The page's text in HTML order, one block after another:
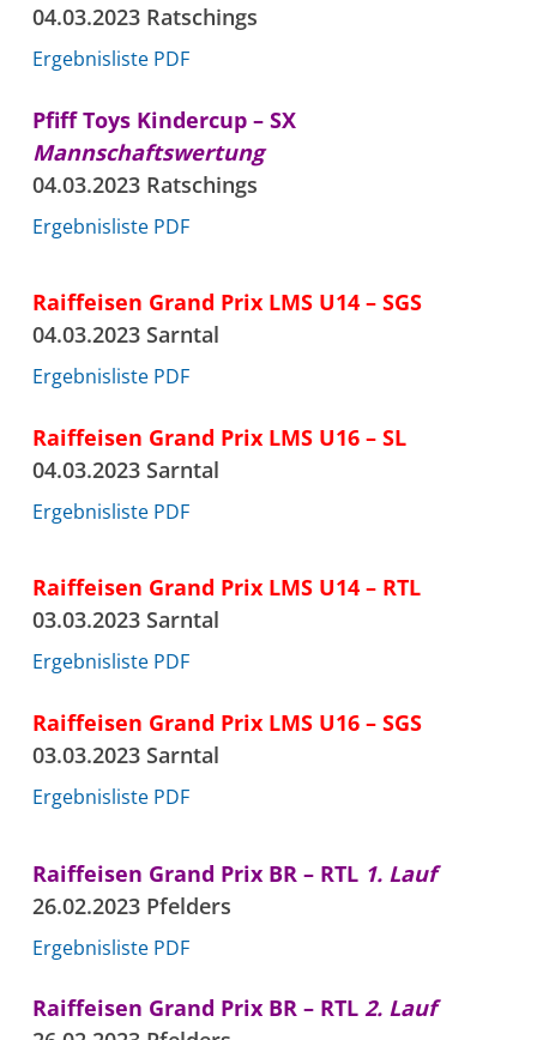
04.03.2023 Ratschings
Ergebnisliste PDF
Pfiff Toys Kindercup – SX
Mannschaftswertung
04.03.2023 Ratschings
Ergebnisliste PDF
Raiffeisen Grand Prix LMS U14 – SGS
04.03.2023 Sarntal
Ergebnisliste PDF
Raiffeisen Grand Prix LMS U16 – SL
04.03.2023 Sarntal
Ergebnisliste PDF
Raiffeisen Grand Prix LMS U14 – RTL
03.03.2023 Sarntal
Ergebnisliste PDF
Raiffeisen Grand Prix LMS U16 – SGS
03.03.2023 Sarntal
Ergebnisliste PDF
Raiffeisen Grand Prix BR – RTL 1. Lauf
26.02.2023 Pfelders
Ergebnisliste PDF
Raiffeisen Grand Prix BR – RTL 2. Lauf